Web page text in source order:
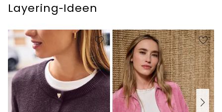
Layering‑Ideen